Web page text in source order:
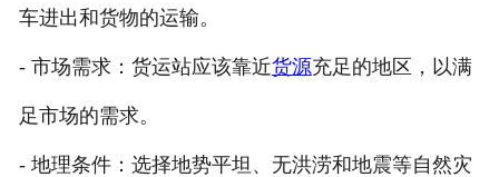
车进出和货物的运输。
- 市场需求：货运站应该靠近货源充足的地区，以满
足市场的需求。
- 地理条件：选择地势平坦、无洪涝和地震等自然灾